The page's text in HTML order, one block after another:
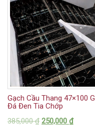
Gạch Cầu Thang 47×100
Đá Đen Tia Chớp
385,000₫ 250,000 ₫